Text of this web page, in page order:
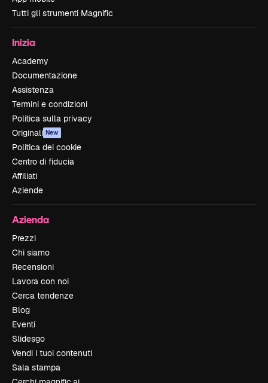
Tutti gli strumenti Magnific
Inizia
Academy
Documentazione
Assistenza
Termini e condizioni
Politica sulla privacy
Originali New
Politica dei cookie
Centro di fiducia
Affiliati
Aziende
Azienda
Prezzi
Chi siamo
Recensioni
Lavora con noi
Cerca tendenze
Blog
Eventi
Slidesgo
Vendi i tuoi contenuti
Sala stampa